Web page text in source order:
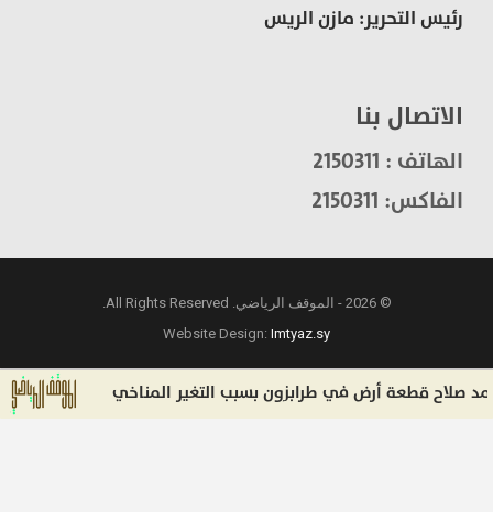
رئيس التحرير: مازن الريس
الاتصال بنا
الهاتف : 2150311
الفاكس: 2150311
© 2026 - الموقف الرياضي. All Rights Reserved.
Website Design:Imtyaz.sy
قطعة أرض في طرابزون بسبب التغير المناخي